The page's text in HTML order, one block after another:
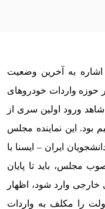
به آخرین وضعیت
حوزه واردات خودروهای
ورود اولین سری از
بود. این نماینده مجلس
ایران – ایسنا با
مجلس، باید تا پایان
خارجی وارد شود، اظهار
مجلس در بودجه سال ۱۴۰۱ دولت را مکلف به واردات